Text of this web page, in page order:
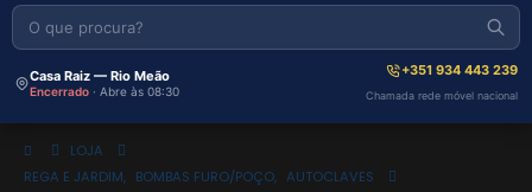
Casa Raiz — Rio Meão
Encerrado · Abre às 08:30
+351 934 443 239
Chamada rede móvel nacional
LOJA
REGA E JARDIM, BOMBAS FURO/POÇO, AUTOCLAVES